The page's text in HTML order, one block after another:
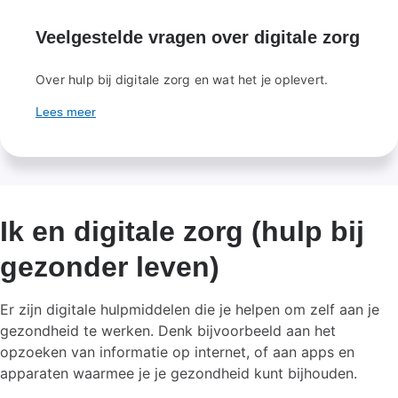
Veelgestelde vragen over digitale zorg
Over hulp bij digitale zorg en wat het je oplevert.
Lees meer
Ik en digitale zorg (hulp bij
gezonder leven)
Er zijn digitale hulpmiddelen die je helpen om zelf aan je
gezondheid te werken. Denk bijvoorbeeld aan het
opzoeken van informatie op internet, of aan apps en
apparaten waarmee je je gezondheid kunt bijhouden.